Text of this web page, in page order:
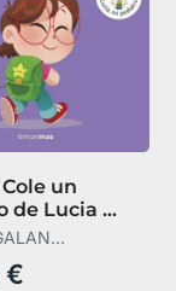
un
de Lucia mi
€